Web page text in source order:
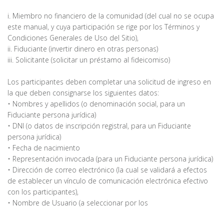
i. Miembro no financiero de la comunidad (del cual no se ocupa
este manual, y cuya participación se rige por los Términos y
Condiciones Generales de Uso del Sitio),
ii. Fiduciante (invertir dinero en otras personas)
iii. Solicitante (solicitar un préstamo al fideicomiso)
Los participantes deben completar una solicitud de ingreso en
la que deben consignarse los siguientes datos:
• Nombres y apellidos (o denominación social, para un
Fiduciante persona jurídica)
• DNI (o datos de inscripción registral, para un Fiduciante
persona jurídica)
• Fecha de nacimiento
• Representación invocada (para un Fiduciante persona jurídica)
• Dirección de correo electrónico (la cual se validará a efectos
de establecer un vínculo de comunicación electrónica efectivo
con los participantes),
• Nombre de Usuario (a seleccionar por los